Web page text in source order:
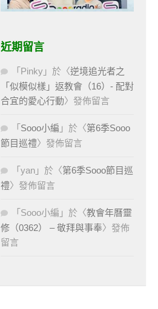
近期留言
「 Pinky 」於〈逆境追光者之
「似模似樣」返教會（16）- 配對
合宜的愛心行動〉發佈留言
「 Sooo小編 」於〈第6季Sooo
節目巡禮〉發佈留言
「 yan 」於〈第6季Sooo節目巡
禮〉發佈留言
「 Sooo小編 」於〈教會年曆靈
修（0362） – 敬拜與事奉〉發佈
留言